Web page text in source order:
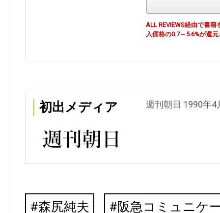
ALL REVIEWS経由で書
入価格の0.7～5.6%が還
初出メディア 週刊朝日 1990年4
森尻純夫 阪急コミュニケ